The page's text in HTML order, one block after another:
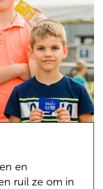
en
ruil ze om in